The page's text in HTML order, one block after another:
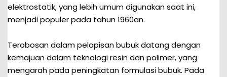
elektrostatik, yang lebih umum digunakan saat ini,
menjadi populer pada tahun 1960an.
Terobosan dalam pelapisan bubuk datang dengan
kemajuan dalam teknologi resin dan polimer, yang
mengarah pada peningkatan formulasi bubuk. Pada